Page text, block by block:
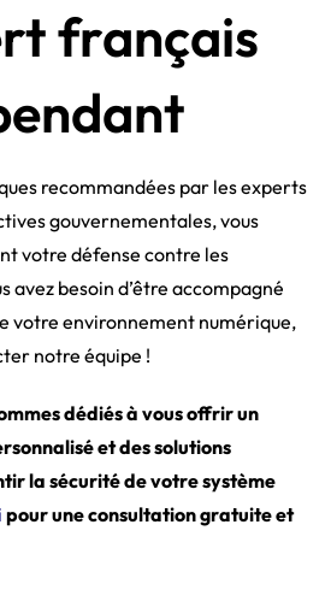
français
recommandées par les experts
gouvernementales, vous
votre défense contre les
avez besoin d’être accompagné
votre environnement numérique,
notre équipe !
dédiés à vous offrir un
et des solutions
la sécurité de votre système
pour une consultation gratuite et